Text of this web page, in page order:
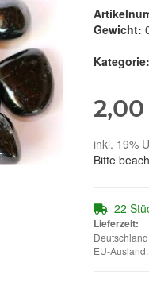
Gewicht:
inkl. 19%
Bitte
22
Lieferzeit:
EU-